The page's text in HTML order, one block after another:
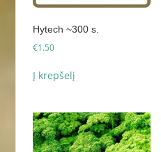
Hytech ~300 s.
€1.50
Į krepšelį